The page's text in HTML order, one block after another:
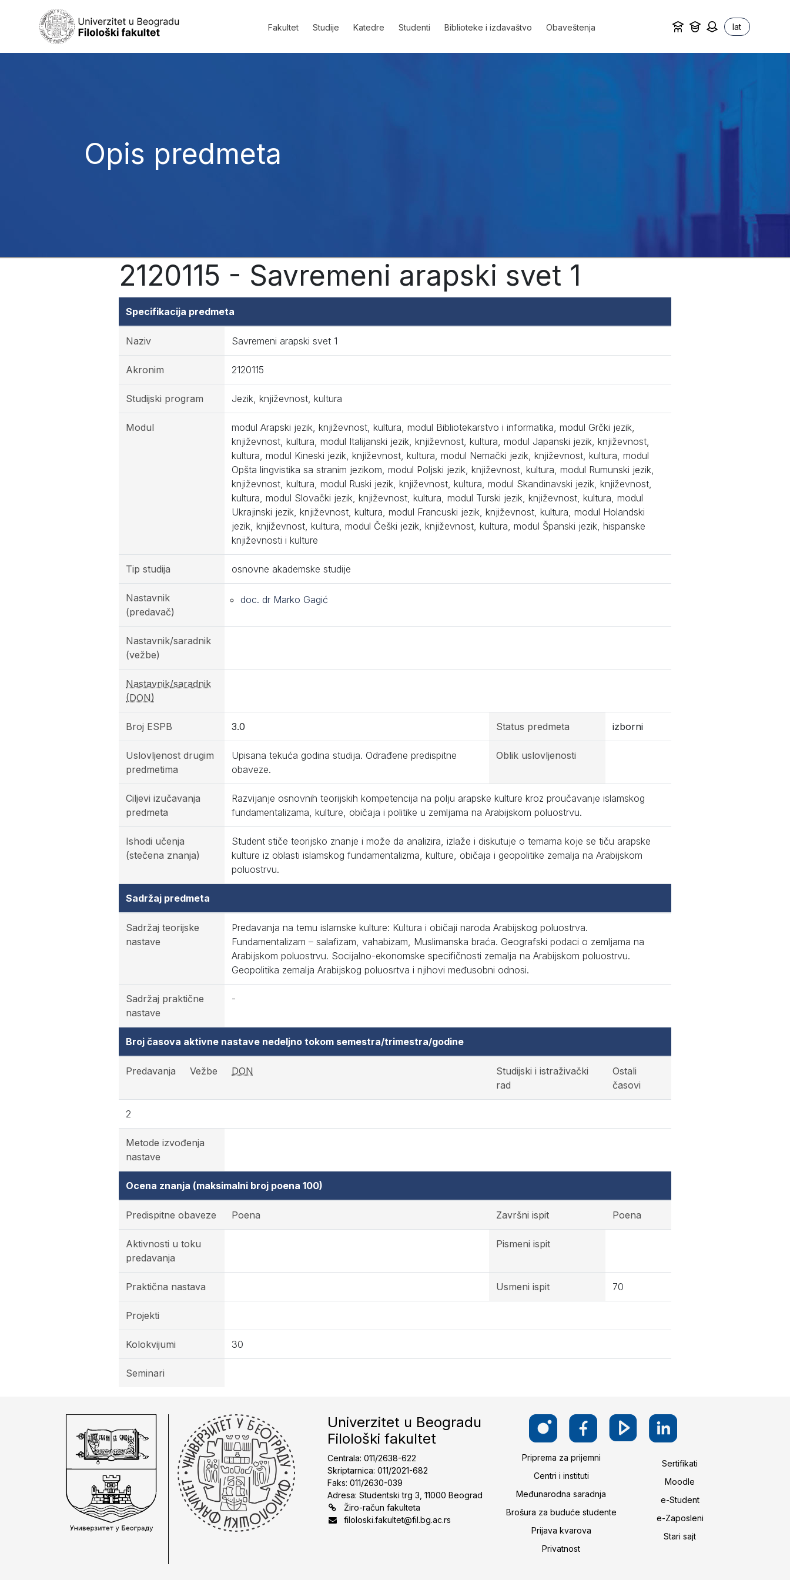
Fakultet Studije Katedre Studenti Biblioteke i izdavaštvo Obaveštenja lat
Opis predmeta
2120115 - Savremeni arapski svet 1
Specifikacija predmeta
Naziv Savremeni arapski svet 1
Akronim 2120115
Studijski program Jezik, književnost, kultura
Modul
modul Arapski jezik, književnost, kultura, modul Bibliotekarstvo i informatika, modul Grčki jezik,
književnost, kultura, modul Italijanski jezik, književnost, kultura, modul Japanski jezik, književnost,
kultura, modul Kineski jezik, književnost, kultura, modul Nemački jezik, književnost, kultura, modul
Opšta lingvistika sa stranim jezikom, modul Poljski jezik, književnost, kultura, modul Rumunski jezik,
književnost, kultura, modul Ruski jezik, književnost, kultura, modul Skandinavski jezik, književnost,
kultura, modul Slovački jezik, književnost, kultura, modul Turski jezik, književnost, kultura, modul
Ukrajinski jezik, književnost, kultura, modul Francuski jezik, književnost, kultura, modul Holandski
jezik, književnost, kultura, modul Češki jezik, književnost, kultura, modul Španski jezik, hispanske
književnosti i kulture
Tip studija osnovne akademske studije
Nastavnik
(predavač)
doc. dr Marko Gagić
Nastavnik/saradnik
(vežbe)
Nastavnik/saradnik
(DON)
Broj ESPB 3.0 Status predmeta izborni
Uslovljenost drugim
predmetima
Upisana tekuća godina studija. Odrađene predispitne
obaveze.
Oblik uslovljenosti
Ciljevi izučavanja
predmeta
Razvijanje osnovnih teorijskih kompetencija na polju arapske kulture kroz proučavanje islamskog
fundamentalizama, kulture, običaja i politike u zemljama na Arabijskom poluostrvu.
Ishodi učenja
(stečena znanja)
Student stiče teorijsko znanje i može da analizira, izlaže i diskutuje o temama koje se tiču arapske
kulture iz oblasti islamskog fundamentalizma, kulture, običaja i geopolitike zemalja na Arabijskom
poluostrvu.
Sadržaj predmeta
Sadržaj teorijske
nastave
Predavanja na temu islamske kulture: Kultura i običaji naroda Arabijskog poluostrva.
Fundamentalizam – salafizam, vahabizam, Muslimanska braća. Geografski podaci o zemljama na
Arabijskom poluostrvu. Socijalno-ekonomske specifičnosti zemalja na Arabijskom poluostrvu.
Geopolitika zemalja Arabijskog poluosrtva i njihovi međusobni odnosi.
Sadržaj praktične
nastave
-
Broj časova aktivne nastave nedeljno tokom semestra/trimestra/godine
Predavanja Vežbe DON
Studijski i istraživački
rad
Ostali
časovi
2
Metode izvođenja
nastave
Ocena znanja (maksimalni broj poena 100)
Predispitne obaveze Poena Završni ispit Poena
Aktivnosti u toku
predavanja
Pismeni ispit
Praktična nastava Usmeni ispit 70
Projekti
Kolokvijumi 30
Seminari
Univerzitet u Beogradu
Filološki fakultet
Centrala: 011/2638-622
Skriptarnica: 011/2021-682
Faks: 011/2630-039
Adresa: Studentski trg 3, 11000 Beograd
Žiro-račun fakulteta
filoloski.fakultet@fil.bg.ac.rs
Priprema za prijemni
Centri i instituti
Međunarodna saradnja
Brošura za buduće studente
Prijava kvarova
Privatnost
Sertifikati
Moodle
e-Student
e-Zaposleni
Stari sajt